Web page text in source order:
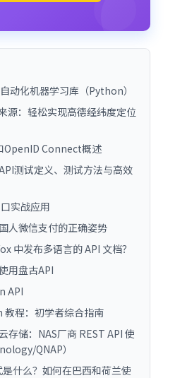
动化机器学习库（Python）
源：轻松实现高德经纬度定位
OpenID Connect概述
测试定义、测试方法与高效
实战应用
人微信支付的正确姿势
中发布多语言的 API 文档？
用盘古API
API
程：初学者综合指南
存储：NAS厂商 REST API 使
QNAP）
什么？如何在巴西和荷兰使